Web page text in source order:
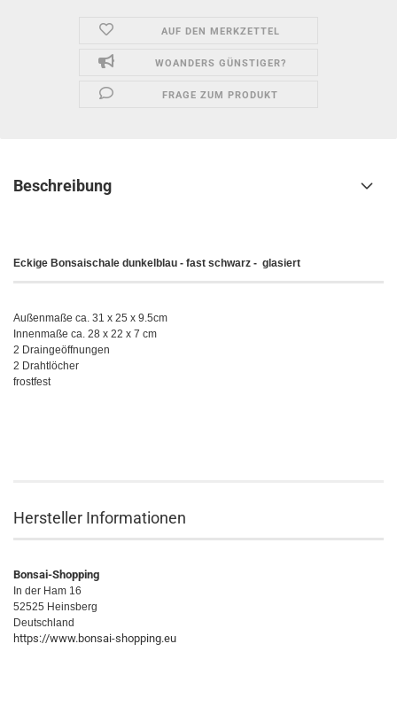
AUF DEN MERKZETTEL
WOANDERS GÜNSTIGER?
FRAGE ZUM PRODUKT
Beschreibung
Eckige Bonsaischale dunkelblau - fast schwarz - glasiert
Außenmaße ca. 31 x 25 x 9.5cm
Innenmaße ca. 28 x 22 x 7 cm
2 Draingeöffnungen
2 Drahtlöcher
frostfest
Hersteller Informationen
Bonsai-Shopping
In der Ham 16
52525 Heinsberg
Deutschland
https://www.bonsai-shopping.eu